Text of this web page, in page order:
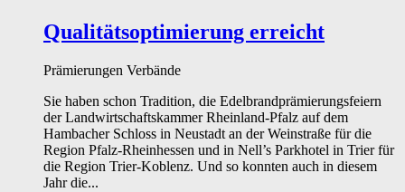
Qualitätsoptimierung erreicht
Prämierungen Verbände
Sie haben schon Tradition, die Edelbrandprämierungsfeiern
der Landwirtschaftskammer Rheinland-Pfalz auf dem
Hambacher Schloss in Neustadt an der Weinstraße für die
Region Pfalz-Rheinhessen und in Nell’s Parkhotel in Trier für
die Region Trier-Koblenz. Und so konnten auch in diesem
Jahr die...